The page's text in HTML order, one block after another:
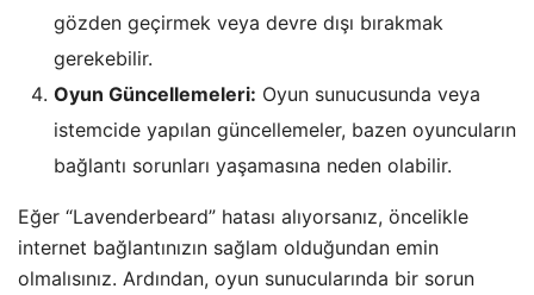
gözden geçirmek veya devre dışı bırakmak
gerekebilir.
Oyun Güncellemeleri: Oyun sunucusunda veya
istemcide yapılan güncellemeler, bazen oyuncuların
bağlantı sorunları yaşamasına neden olabilir.
Eğer “Lavenderbeard” hatası alıyorsanız, öncelikle
internet bağlantınızın sağlam olduğundan emin
olmalısınız. Ardından, oyun sunucularında bir sorun